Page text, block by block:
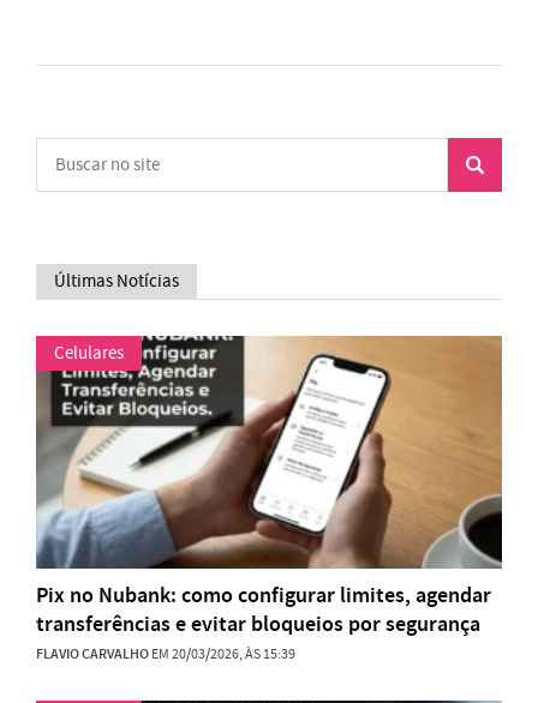
Últimas Notícias
Celulares
Pix no Nubank: como configurar limites, agendar
transferências e evitar bloqueios por segurança
FLAVIO CARVALHOEM 20/03/2026, ÀS 15:39